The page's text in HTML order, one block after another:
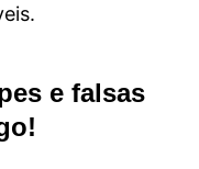
e falsas